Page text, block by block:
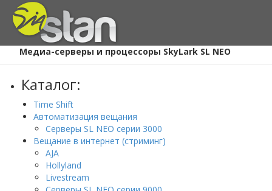
Главная / Каталог
Медиа-серверы и процессоры SkyLark SL NEO
Каталог:
Time Shift
Автоматизация вещания
Серверы SL NEO серии 3000
Вещание в интернет (стриминг)
AJA
Hollyland
Livestream